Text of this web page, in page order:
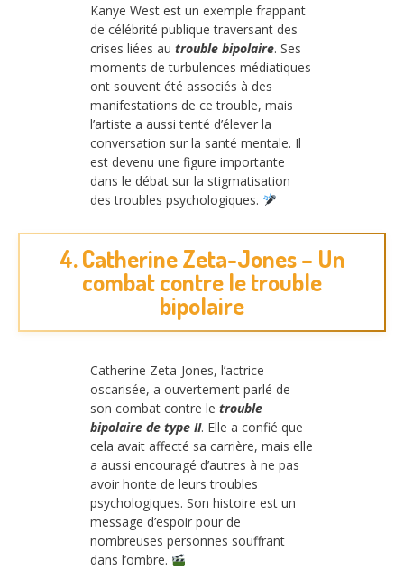
Kanye West est un exemple frappant
de célébrité publique traversant des
crises liées au trouble bipolaire. Ses
moments de turbulences médiatiques
ont souvent été associés à des
manifestations de ce trouble, mais
l’artiste a aussi tenté d’élever la
conversation sur la santé mentale. Il
est devenu une figure importante
dans le débat sur la stigmatisation
des troubles psychologiques.
4. Catherine Zeta-Jones – Un
combat contre le trouble
bipolaire
Catherine Zeta-Jones, l’actrice
oscarisée, a ouvertement parlé de
son combat contre le trouble
bipolaire de type II. Elle a confié que
cela avait affecté sa carrière, mais elle
a aussi encouragé d’autres à ne pas
avoir honte de leurs troubles
psychologiques. Son histoire est un
message d’espoir pour de
nombreuses personnes souffrant
dans l’ombre.